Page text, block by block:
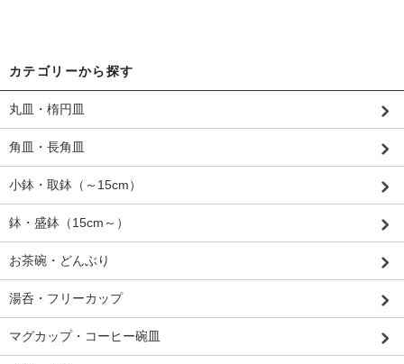
カテゴリーから探す
丸皿・楕円皿
角皿・長角皿
小鉢・取鉢（～15cm）
鉢・盛鉢（15cm～）
お茶碗・どんぶり
湯呑・フリーカップ
マグカップ・コーヒー碗皿